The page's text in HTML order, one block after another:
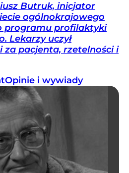
Butruk, inicjator
ogólnokrajowego
programu profilaktyki
Lekarzy uczył
za pacjenta, rzetelności i
Opinie i wywiady